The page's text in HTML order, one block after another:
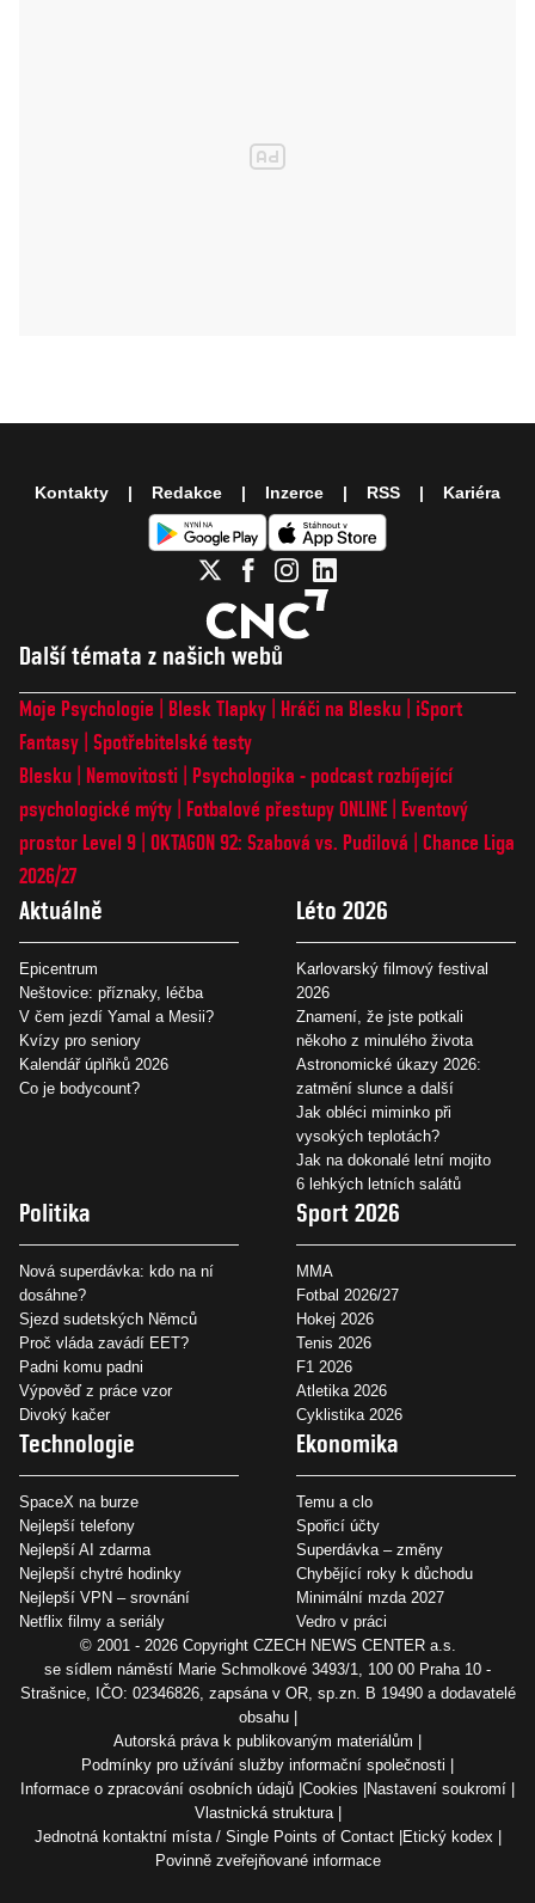
Další témata z našich webů
Moje Psychologie Blesk Tlapky Hráči na Blesku
iSport
Fantasy Spotřebitelské testy
Blesku
Nemovitosti
Psychologika - podcast rozbíjející
psychologické mýty
Fotbalové přestupy ONLINE
Eventový
prostor Level 9 OKTAGON 92: Szabová vs. Pudilová
Chance Liga
2026/27
Aktuálně
Epicentrum
Neštovice: příznaky, léčba
V čem jezdí Yamal a Mesii?
Kvízy pro seniory
Kalendář úplňků 2026
Co je bodycount?
Léto 2026
Karlovarský filmový festival
2026
Znamení, že jste potkali
někoho z minulého života
Astronomické úkazy 2026:
zatmění slunce a další
Jak obléci miminko při
vysokých teplotách?
Jak na dokonalé letní mojito
6 lehkých letních salátů
Politika
Nová superdávka: kdo na ní
dosáhne?
Sjezd sudetských Němců
Proč vláda zavádí EET?
Padni komu padni
Výpověď z práce vzor
Divoký kačer
Sport 2026
MMA
Fotbal 2026/27
Hokej 2026
Tenis 2026
F1 2026
Atletika 2026
Cyklistika 2026
Technologie
SpaceX na burze
Nejlepší telefony
Nejlepší AI zdarma
Nejlepší chytré hodinky
Nejlepší VPN – srovnání
Netflix filmy a seriály
Ekonomika
Temu a clo
Spořicí účty
Superdávka – změny
Chybějící roky k důchodu
Minimální mzda 2027
Vedro v práci
Kontakty Redakce Inzerce RSS Kariéra
© 2001 - 2026 Copyright CZECH NEWS CENTER a.s.
se sídlem náměstí Marie Schmolkové 3493/1, 100 00 Praha 10 -
Strašnice, IČO: 02346826, zapsána v OR, sp.zn. B 19490 a dodavatelé
obsahu
Autorská práva k publikovaným materiálům
Podmínky pro užívání služby informační společnosti
Informace o zpracování osobních údajů Cookies Nastavení soukromí
Vlastnická struktura
Jednotná kontaktní místa / Single Points of Contact Etický kodex
Povinně zveřejňované informace